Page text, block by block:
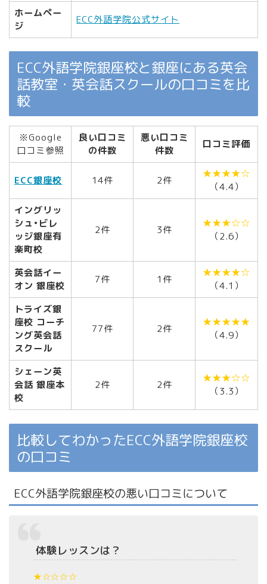
ホームペー
ジ
ECC外語学院公式サイト
ECC外語学院銀座校と銀座にある英会
話教室・英会話スクールの口コミを比
較
※Google
口コミ参照
良い口コミ
の件数
悪い口コミ
件数
口コミ評価
ECC銀座校 14件 2件
★★★★☆
（4.4）
イングリッ
シュ•ビレ
ッジ銀座有
楽町校
2件 3件
★★★☆☆
（2.6）
英会話イー
オン 銀座校
7件 1件
★★★★☆
（4.1）
トライズ銀
座校 コーチ
ング英会話
スクール
77件 2件
★★★★★
（4.9）
シェーン英
会話 銀座本
校
2件 2件
★★★☆☆
（3.3）
比較してわかったECC外語学院銀座校
の口コミ
ECC外語学院銀座校の悪い口コミについて
体験レッスンは？
★☆☆☆☆